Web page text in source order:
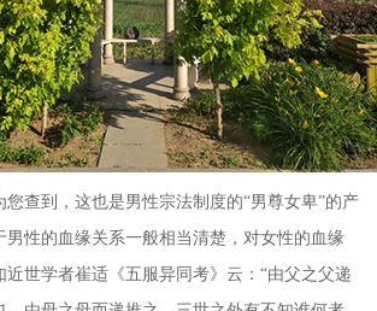
您查到，这也是男性宗法制度的“男尊女卑”的产
男性的血缘关系一般相当清楚，对女性的血缘
近世学者崔适《五服异同考》云：“由父之父递